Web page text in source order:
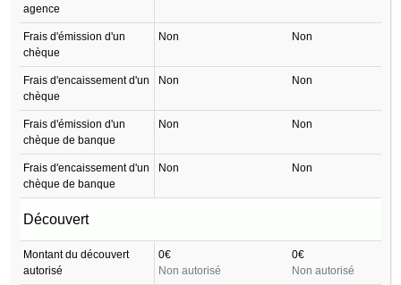
agence
Frais d'émission d'un
chèque
Non Non
Frais d'encaissement d'un
chèque
Non Non
Frais d'émission d'un
chèque de banque
Non Non
Frais d'encaissement d'un
chèque de banque
Non Non
Découvert
Montant du découvert
autorisé
0€
Non autorisé
0€
Non autorisé